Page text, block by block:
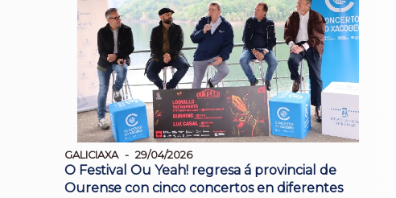
GALICIAXA 29/04/2026
O Festival Ou Yeah! regresa á provincial de
Ourense con cinco concertos en diferentes